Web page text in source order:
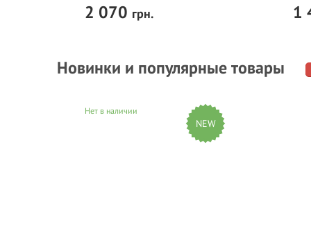
2 070 грн.
эпидермиса кожи головы, что
позволяет полноценно очистить
волосы от излишков секреции
1
Новинки и популярные товары
Нет в наличии
NEW